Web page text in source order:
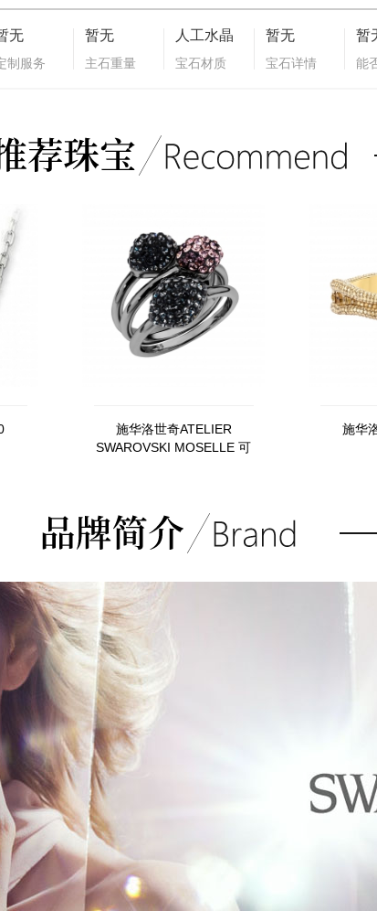
无
制服务
暂无
主石重量
人工水晶
宝石材质
暂无
宝石详情
暂
能
施华洛世奇ATELIER
SWAROVSKI MOSELLE 可
施华